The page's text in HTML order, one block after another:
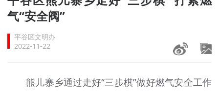
文明创建
文明实践
未成年人思想道德建设
气“安全阀”
平谷区文明办
2022-11-22
熊儿寨乡通过走好“三步棋”做好燃气安全工作